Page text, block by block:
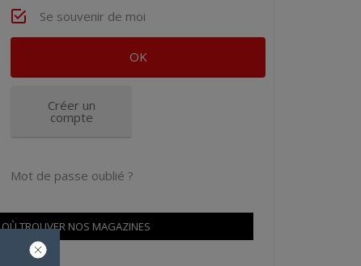
Se souvenir de moi
Créer un
compte
Mot de passe oublié ?
OÙ TROUVER NOS MAGAZINES